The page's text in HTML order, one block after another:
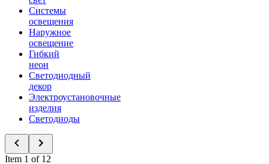
Системы
освещения
Наружное
освещение
Гибкий
неон
Светодиодный
декор
Электроустановочные
изделия
Светодиоды
Item 1 of 12